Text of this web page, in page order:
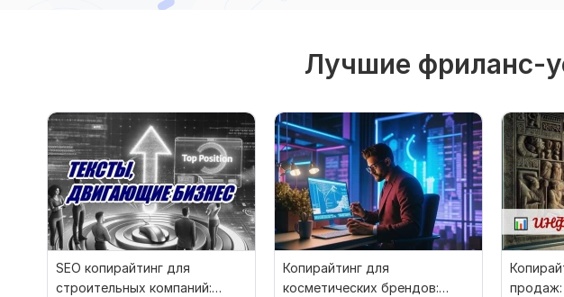
Лучшие фриланс-
SEO копирайтинг для
строительных компаний:
Копирайтинг для
косметических брендов: